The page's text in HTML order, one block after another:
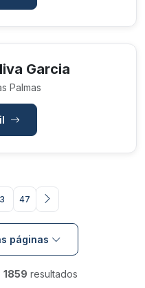
Garcia
Palmas
3 47
páginas
1859 resultados